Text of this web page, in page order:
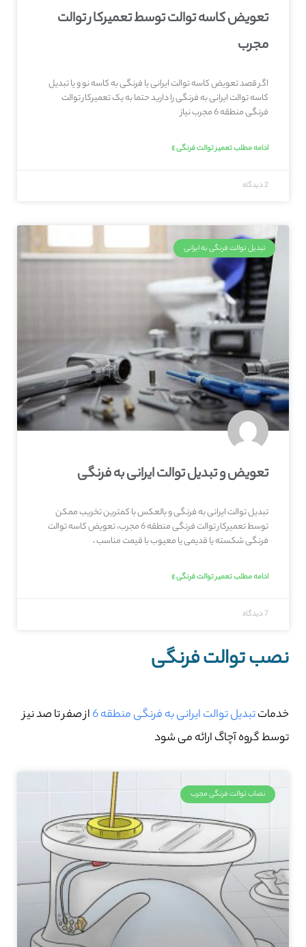
تعویض کاسه توالت توسط تعمیرکار توالت
مجرب
اگر قصد تعویض کاسه توالت ایرانی یا فرنگی به کاسه نو و یا تبدیل
کاسه توالت ایرانی به فرنگی را دارید حتما به یک تعمیرکار توالت
فرنگی منطقه 6 مجرب نیاز
ادامه مطلب تعمیر توالت فرنگی »
2 دیدگاه
تبدیل توالت فرنگی به ایرانی
تعویض و تبدیل توالت ایرانی به فرنگی
تبدیل توالت ایرانی به فرنگی و بالعکس با کمترین تخریب ممکن
توسط تعمیرکار توالت فرنگی منطقه 6 مجرب، تعویض کاسه توالت
فرنگی شکسته یا قدیمی یا معیوب با قیمت مناسب ،
ادامه مطلب تعمیر توالت فرنگی »
7 دیدگاه
نصب توالت فرنگی
خدماتتبدیل توالت ایرانی به فرنگی منطقه 6
از صفر تا صد نیز
توسط گروه آچاگ ارائه می شود
نصاب توالت فرنگی مجرب